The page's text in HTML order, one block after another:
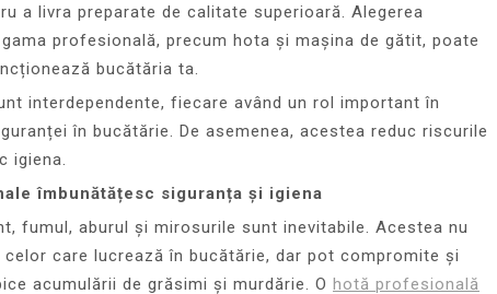
a livra preparate de calitate superioară. Alegerea
profesională, precum hota și mașina de gătit, poate
bucătăria ta.
interdependente, fiecare având un rol important în
în bucătărie. De asemenea, acestea reduc riscurile
igiena.
îmbunătățesc siguranța și igiena
fumul, aburul și mirosurile sunt inevitabile. Acestea nu
care lucrează în bucătărie, dar pot compromite și
acumulării de grăsimi și murdărie. O hotă profesională